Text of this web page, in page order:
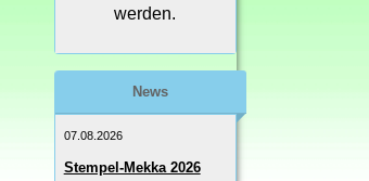
werden.
News
07.08.2026
Stempel-Mekka 2026